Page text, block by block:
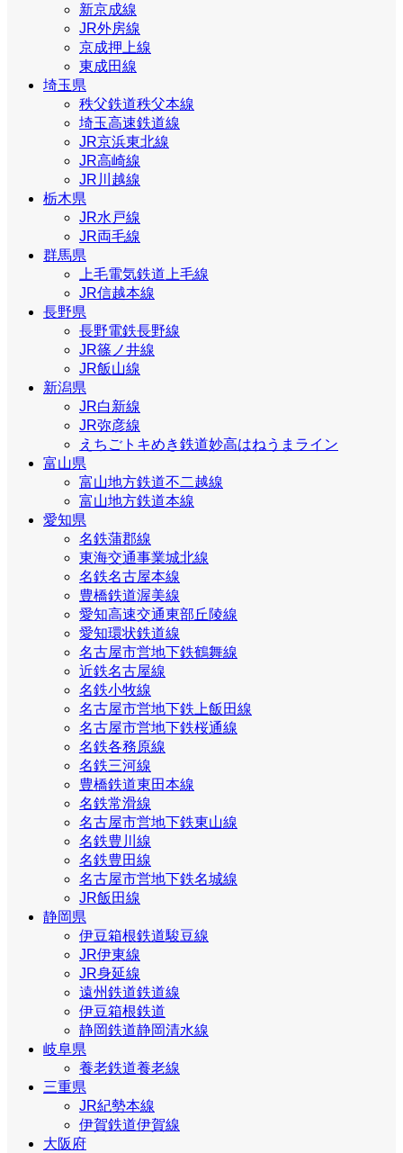
新京成線
JR外房線
京成押上線
東成田線
埼玉県
秩父鉄道秩父本線
埼玉高速鉄道線
JR京浜東北線
JR高崎線
JR川越線
栃木県
JR水戸線
JR両毛線
群馬県
上毛電気鉄道上毛線
JR信越本線
長野県
長野電鉄長野線
JR篠ノ井線
JR飯山線
新潟県
JR白新線
JR弥彦線
えちごトキめき鉄道妙高はねうまライン
富山県
富山地方鉄道不二越線
富山地方鉄道本線
愛知県
名鉄蒲郡線
東海交通事業城北線
名鉄名古屋本線
豊橋鉄道渥美線
愛知高速交通東部丘陵線
愛知環状鉄道線
名古屋市営地下鉄鶴舞線
近鉄名古屋線
名鉄小牧線
名古屋市営地下鉄上飯田線
名古屋市営地下鉄桜通線
名鉄各務原線
名鉄三河線
豊橋鉄道東田本線
名鉄常滑線
名古屋市営地下鉄東山線
名鉄豊川線
名鉄豊田線
名古屋市営地下鉄名城線
JR飯田線
静岡県
伊豆箱根鉄道駿豆線
JR伊東線
JR身延線
遠州鉄道鉄道線
伊豆箱根鉄道
静岡鉄道静岡清水線
岐阜県
養老鉄道養老線
三重県
JR紀勢本線
伊賀鉄道伊賀線
大阪府